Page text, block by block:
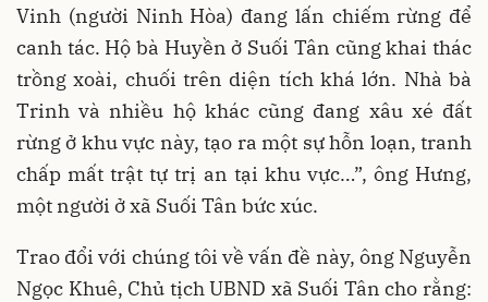
Vinh (người Ninh Hòa) đang lấn chiếm rừng để
canh tác. Hộ bà Huyền ở Suối Tân cũng khai thác
trồng xoài, chuối trên diện tích khá lớn. Nhà bà
Trinh và nhiều hộ khác cũng đang xâu xé đất
rừng ở khu vực này, tạo ra một sự hỗn loạn, tranh
chấp mất trật tự trị an tại khu vực…”, ông Hưng,
một người ở xã Suối Tân bức xúc.
Trao đổi với chúng tôi về vấn đề này, ông Nguyễn
Ngọc Khuê, Chủ tịch UBND xã Suối Tân cho rằng: